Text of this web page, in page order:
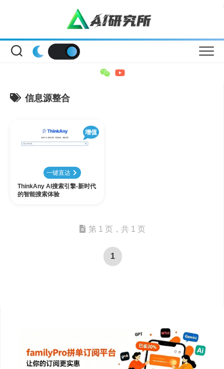
信息源整合
增值
一键直达
ThinkAny AI搜索引擎-新时代
的智能搜索体验
第 1 页，共 1 页
1